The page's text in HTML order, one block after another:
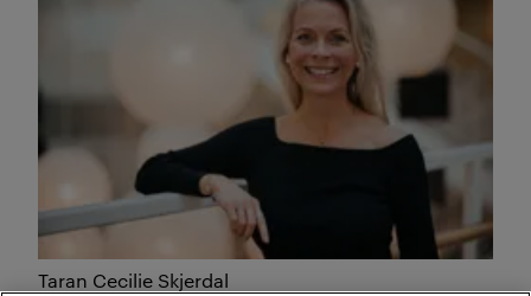
Taran Cecilie Skjerdal